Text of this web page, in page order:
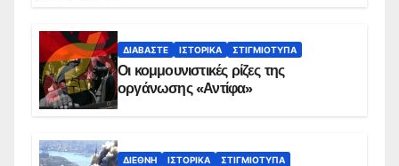
ΔΙΑΒΆΣΤΕ ΙΣΤΟΡΙΚΆ ΣΤΙΓΜΙΌΤΥΠΑ
Οι κομμουνιστικές ρίζες της
οργάνωσης «Αντίφα»
ΔΙΕΘΝΉ ΙΣΤΟΡΙΚΆ ΣΤΙΓΜΙΌΤΥΠΑ